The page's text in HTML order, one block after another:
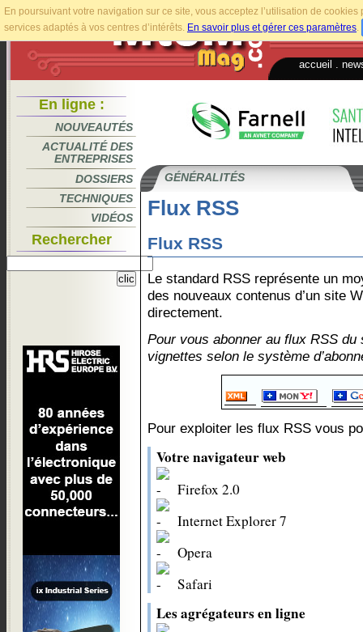
En poursuivant votre navigation sur ce site, vous acceptez l’utilisation de
services adaptés à vos centres d’intérêts. En savoir plus et gérer ces paramètres.
accueil
En ligne :
NOUVEAUTÉS
ACTUALITÉ DES
ENTREPRISES
DOSSIERS
TECHNIQUES
VIDÉOS
Rechercher
GÉNÉRALITÉS
Flux RSS
Flux RSS
Le standard RSS représente un
des nouveaux contenus d’un site
directement.
Pour vous abonner au flux RSS
vignettes selon le système
Pour exploiter les flux RSS vous
Votre navigateur web
Firefox 2.0
Internet Explorer 7
Opera
Safari
Les agrégateurs en ligne